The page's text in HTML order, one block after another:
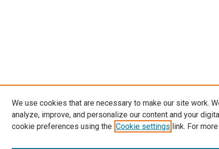
We use cookies that are necessary to make our site work.
analyze, improve, and personalize our content and your
cookie preferences using the Cookie settings link. For